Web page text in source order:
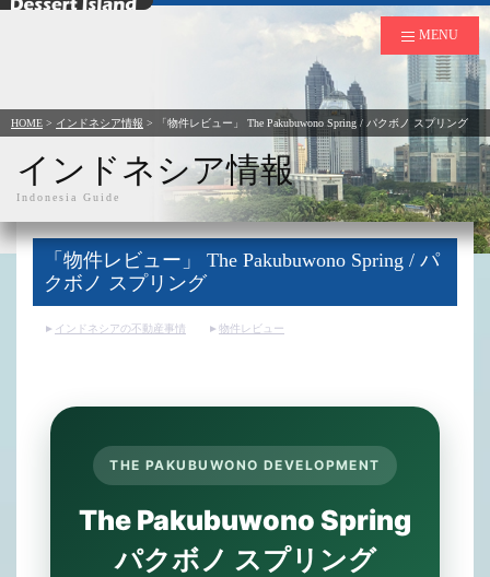
デザートアイランド
MENU
HOME > インドネシア情報 > 「物件レビュー」 The Pakubuwono Spring / パクボノ スプリング
インドネシア情報
Indonesia Guide
「物件レビュー」 The Pakubuwono Spring / パ
クボノ スプリング
インドネシアの不動産事情 物件レビュー
THE PAKUBUWONO DEVELOPMENT
The Pakubuwono Spring
パクボノ スプリング